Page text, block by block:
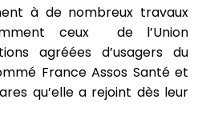
à de nombreux travaux
ceux de l’Union
agréées d’usagers du
France Assos Santé et
qu’elle a rejoint dès leur